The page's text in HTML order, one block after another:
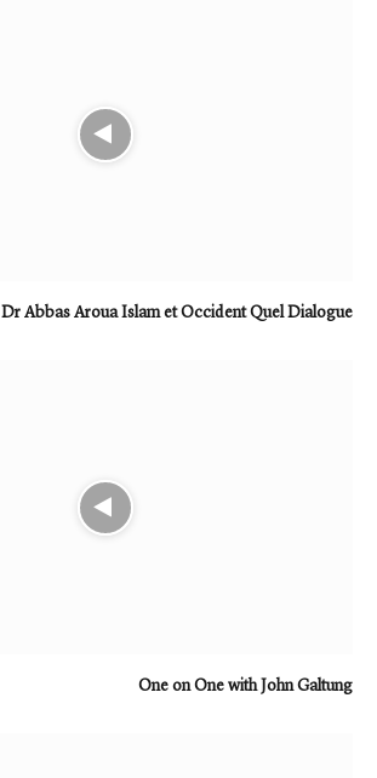
Dr Abbas Aroua Islam et Occident Quel Dialogue
One on One with John Galtung